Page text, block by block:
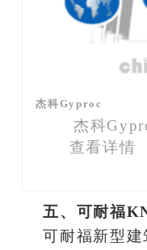
杰科Gyproc
杰科
查看详情
五、可耐福
可耐福新型建